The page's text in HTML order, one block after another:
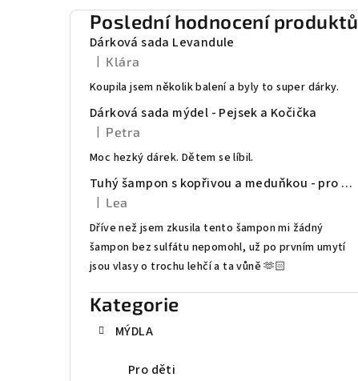
Poslední hodnocení produktů
Dárková sada Levandule
Hodnocení produktu je 5 z 5 hvězdiček.
Klára
Koupila jsem několik balení a byly to super dárky.
Dárková sada mýdel - Pejsek a Kočička
Hodnocení produktu je 5 z 5 hvězdiček.
Petra
Moc hezký dárek. Dětem se líbil.
Tuhý šampon s kopřivou a meduňkou - pro mastné vlasy
Hodnocení produktu je 5 z 5 hvězdiček.
Lea
Dříve než jsem zkusila tento šampon mi žádný
šampon bez sulfátu nepomohl, už po prvním umytí
jsou vlasy o trochu lehčí a ta vůně 🫶🏻
Přeskočit
kategorie
Kategorie
MÝDLA
Pro děti